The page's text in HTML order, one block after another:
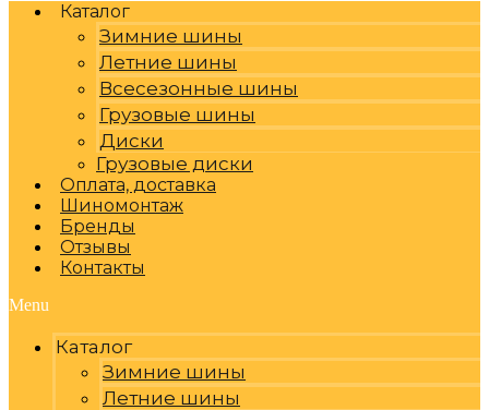
Каталог
Зимние шины
Летние шины
Всесезонные шины
Грузовые шины
Диски
Грузовые диски
Оплата, доставка
Шиномонтаж
Бренды
Отзывы
Контакты
Menu
Каталог
Зимние шины
Летние шины